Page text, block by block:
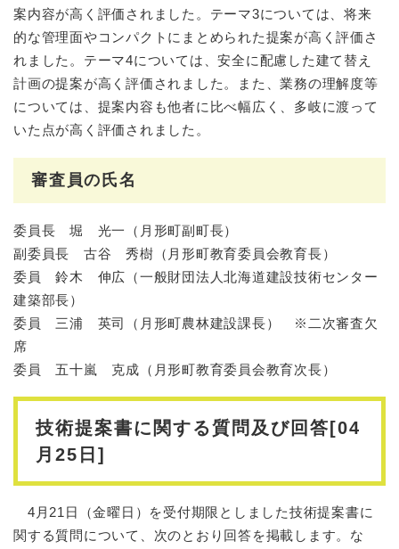
案内容が高く評価されました。テーマ3については、将来
的な管理面やコンパクトにまとめられた提案が高く評価さ
れました。テーマ4については、安全に配慮した建て替え
計画の提案が高く評価されました。また、業務の理解度等
については、提案内容も他者に比べ幅広く、多岐に渡って
いた点が高く評価されました。
審査員の氏名
委員長 堀 光一（月形町副町長）
副委員長 古谷 秀樹（月形町教育委員会教育長）
委員 鈴木 伸広（一般財団法人北海道建設技術センター
建築部長）
委員 三浦 英司（月形町農林建設課長） ※二次審査欠
席
委員 五十嵐 克成（月形町教育委員会教育次長）
技術提案書に関する質問及び回答[04
月25日]
4月21日（金曜日）を受付期限としました技術提案書に
関する質問について、次のとおり回答を掲載します。な